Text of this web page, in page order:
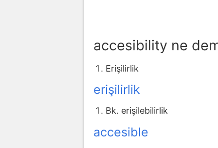
accesibility ne
Erişilirlik
erişilirlik
Bk. erişilebilirlik
accesible